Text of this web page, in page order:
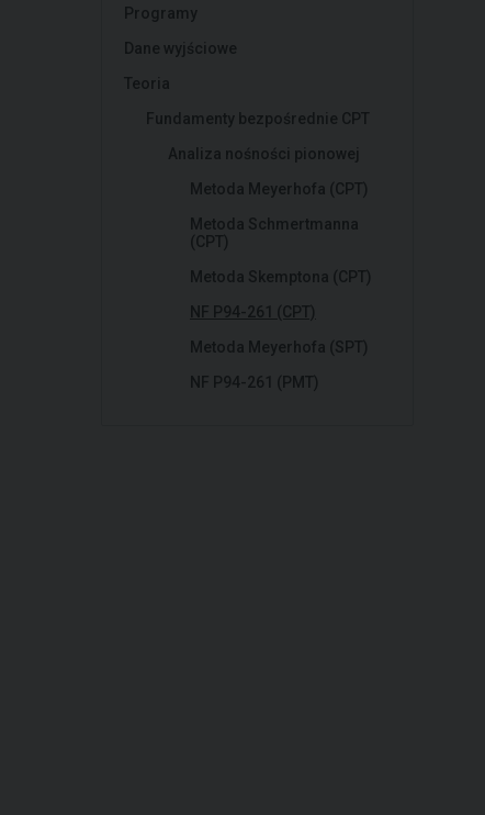
Programy
Dane wyjściowe
Teoria
Fundamenty bezpośrednie CPT
Analiza nośności pionowej
Metoda Meyerhofa (CPT)
Metoda Schmertmanna
(CPT)
Metoda Skemptona (CPT)
NF P94-261 (CPT)
Metoda Meyerhofa (SPT)
NF P94-261 (PMT)